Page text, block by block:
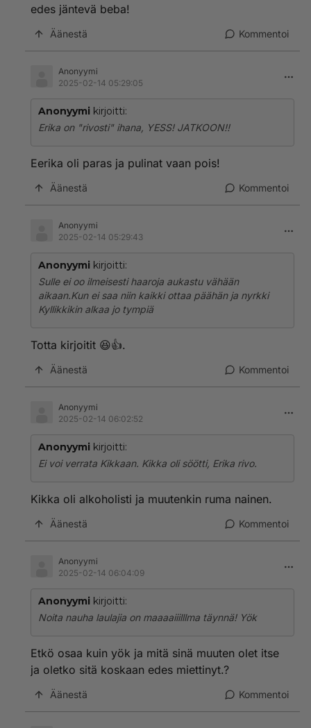
edes jäntevä beba!
Äänestä Kommentoi
Anonyymi
2025-02-14 05:29:05
Anonyymi kirjoitti:
Erika on "rivosti" ihana, YESS! JATKOON!!
Eerika oli paras ja pulinat vaan pois!
Äänestä Kommentoi
Anonyymi
2025-02-14 05:29:43
Anonyymi kirjoitti:
Sulle ei oo ilmeisesti haaroja aukastu vähään
aikaan.Kun ei saa niin kaikki ottaa päähän ja nyrkki
Kyllikkikin alkaa jo tympiä
Totta kirjoitit 😆👍.
Äänestä Kommentoi
Anonyymi
2025-02-14 06:02:52
Anonyymi kirjoitti:
Ei voi verrata Kikkaan. Kikka oli söötti, Erika rivo.
Kikka oli alkoholisti ja muutenkin ruma nainen.
Äänestä Kommentoi
Anonyymi
2025-02-14 06:04:09
Anonyymi kirjoitti:
Noita nauha laulajia on maaaaiiilllma täynnä! Yök
Etkö osaa kuin yök ja mitä sinä muuten olet itse
ja oletko sitä koskaan edes miettinyt.?
Äänestä Kommentoi